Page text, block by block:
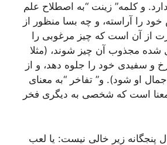
و كلمه” زينت “به اصطلاح علم
را آراسته، و چه بسا منظور از
از آن است كه چيز مرغوبى را
مجذوب آن چيز شوند، (مثلا
و سفيدى خود را جلوه دهد، و از
او شود). و” تفاخر “به معناى
است كه شخصى به ديگرى فخر
زير خالى نيست: يا لعب